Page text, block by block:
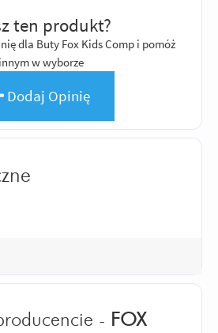
ten produkt?
dla Buty Fox Kids Comp i pomóż
innym w wyborze
Dodaj Opinię
- FOX